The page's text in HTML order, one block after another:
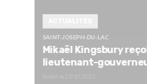
SAINT-JOSEPH-DU-LAC
Mikaël Kingsbury
lieutenant-